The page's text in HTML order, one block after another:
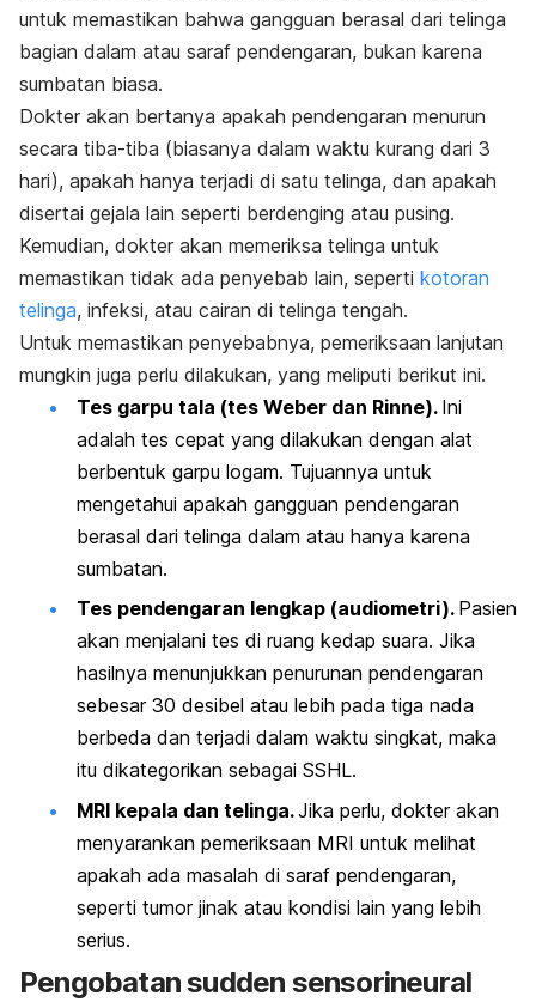
untuk memastikan bahwa gangguan berasal dari telinga
bagian dalam atau saraf pendengaran, bukan karena
sumbatan biasa.
Dokter akan bertanya apakah pendengaran menurun
secara tiba-tiba (biasanya dalam waktu kurang dari 3
hari), apakah hanya terjadi di satu telinga, dan apakah
disertai gejala lain seperti berdenging atau pusing.
Kemudian, dokter akan memeriksa telinga untuk
memastikan tidak ada penyebab lain, seperti kotoran
telinga, infeksi, atau cairan di telinga tengah.
Untuk memastikan penyebabnya, pemeriksaan lanjutan
mungkin juga perlu dilakukan, yang meliputi berikut ini.
Tes garpu tala (tes Weber dan Rinne). Ini
adalah tes cepat yang dilakukan dengan alat
berbentuk garpu logam. Tujuannya untuk
mengetahui apakah gangguan pendengaran
berasal dari telinga dalam atau hanya karena
sumbatan.
Tes pendengaran lengkap (audiometri). Pasien
akan menjalani tes di ruang kedap suara. Jika
hasilnya menunjukkan penurunan pendengaran
sebesar 30 desibel atau lebih pada tiga nada
berbeda dan terjadi dalam waktu singkat, maka
itu dikategorikan sebagai SSHL.
MRI kepala dan telinga.Jika perlu, dokter akan
menyarankan pemeriksaan MRI untuk melihat
apakah ada masalah di saraf pendengaran,
seperti tumor jinak atau kondisi lain yang lebih
serius.
Pengobatansudden sensorineural